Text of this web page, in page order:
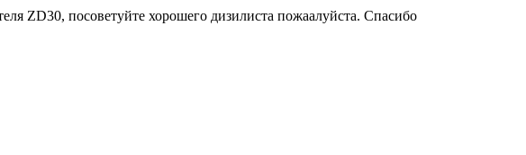
ZD30, посоветуйте хорошего дизилиста пожаалуйста. Спасибо